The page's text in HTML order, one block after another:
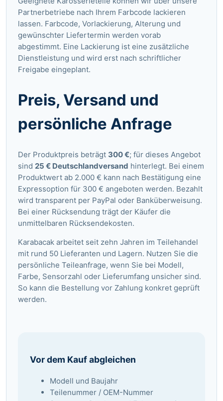
Partnerbetriebe nach Ihrem Farbcode lackieren
lassen. Farbcode, Vorlackierung, Alterung und
gewünschter Liefertermin werden vorab
abgestimmt. Eine Lackierung ist eine zusätzliche
Dienstleistung und wird erst nach schriftlicher
Freigabe eingeplant.
Preis, Versand und
persönliche Anfrage
Der Produktpreis beträgt 300 €; für dieses Angebot
sind 25 € Deutschlandversand hinterlegt. Bei einem
Produktwert ab 2.000 € kann nach Bestätigung eine
Expressoption für 300 € angeboten werden. Bezahlt
wird transparent per PayPal oder Banküberweisung.
Bei einer Rücksendung trägt der Käufer die
unmittelbaren Rücksendekosten.
Karabacak arbeitet seit zehn Jahren im Teilehandel
mit rund 50 Lieferanten und Lagern. Nutzen Sie die
persönliche Teileanfrage, wenn Sie bei Modell,
Farbe, Sensorzahl oder Lieferumfang unsicher sind.
So kann die Bestellung vor Zahlung konkret geprüft
werden.
Vor dem Kauf abgleichen
Modell und Baujahr
Teilenummer / OEM-Nummer